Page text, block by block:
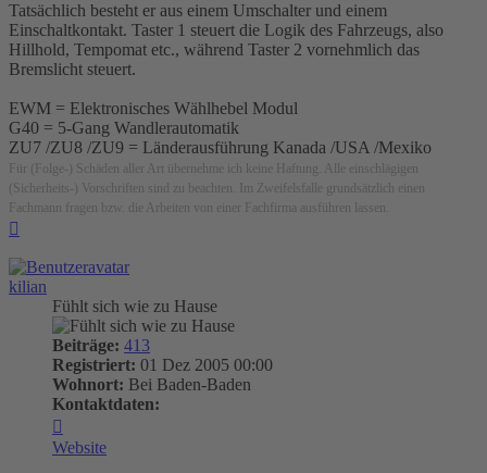
Tatsächlich besteht er aus einem Umschalter und einem
Einschaltkontakt. Taster 1 steuert die Logik des Fahrzeugs, also
Hillhold, Tempomat etc., während Taster 2 vornehmlich das
Bremslicht steuert.
EWM = Elektronisches Wählhebel Modul
G40 = 5-Gang Wandlerautomatik
ZU7 /ZU8 /ZU9 = Länderausführung Kanada /USA /Mexiko
Für (Folge-) Schäden aller Art übernehme ich keine Haftung. Alle einschlägigen
(Sicherheits-) Vorschriften sind zu beachten. Im Zweifelsfalle grundsätzlich einen
Fachmann fragen bzw. die Arbeiten von einer Fachfirma ausführen lassen.
kilian
Fühlt sich wie zu Hause
Beiträge: 413
Registriert: 01 Dez 2005 00:00
Wohnort: Bei Baden-Baden
Kontaktdaten:
von
kilian
Website